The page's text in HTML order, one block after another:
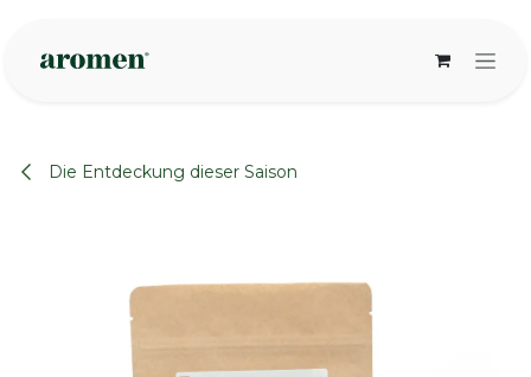
Die Entdeckung dieser Saison